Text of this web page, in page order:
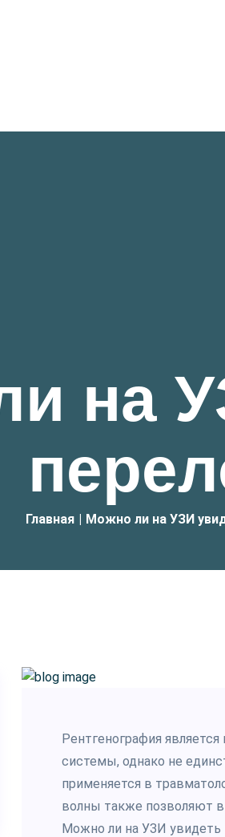
на
Главная | Можно ли на УЗИ
Рентгенография
системы, однако не
применяется в
волны также позволяют
Можно ли на УЗИ увидеть